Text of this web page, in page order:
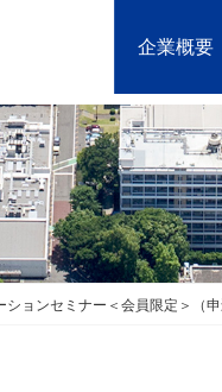
企業概要
ションセミナー＜会員限定＞（申